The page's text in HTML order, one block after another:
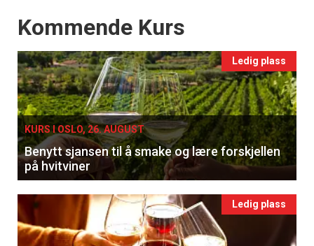
Events
Kommende Kurs
Ledig plass
KURS I OSLO, 26. AUGUST
Benytt sjansen til å smake og lære forskjellen
på hvitviner
Ledig plass